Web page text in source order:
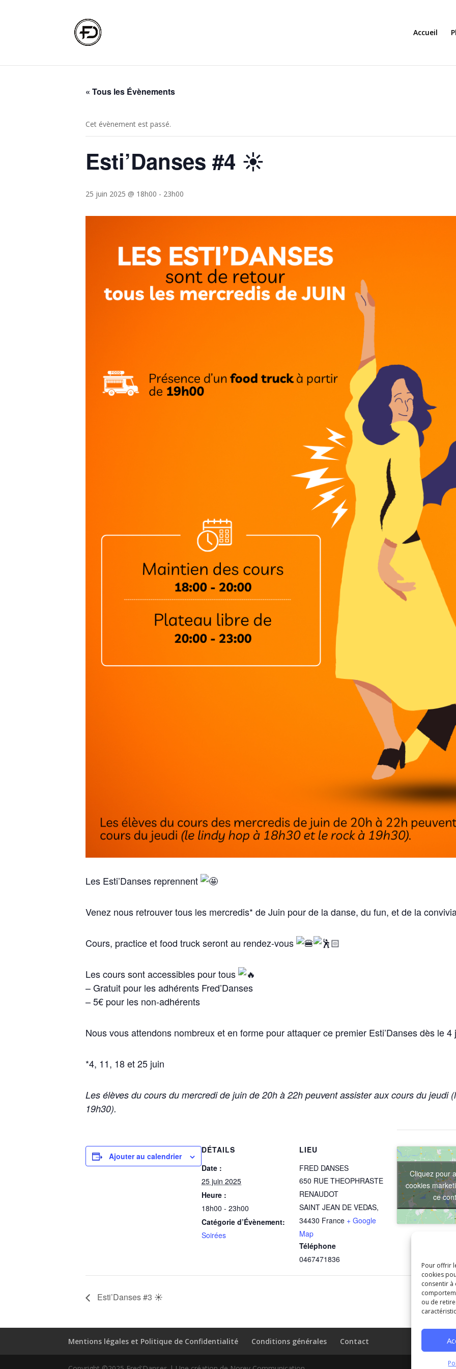
Pour offrir
cookies
consentir à
ou de
Accueil
« Tous les Évènements
Cet évènement est passé.
Esti’Danses #4 ☀️
25 juin 2025 @ 18h00 - 23h00
Les Esti’Danses reprennent
Venez nous retrouver tous les mercredis* de Juin pour de la danse, du fun, et de la
Cours, practice et food truck seront au rendez-vous
Les cours sont accessibles pour tous
– Gratuit pour les adhérents Fred’Danses
– 5€ pour les non-adhérents
Nous vous attendons nombreux et en forme pour attaquer ce premier Esti’Danses dès le
*4, 11, 18 et 25 juin
Les élèves du cours du mercredi de juin de 20h à 22h peuvent assister aux cours du jeudi
19h30).
Ajouter au calendrier
DÉTAILS
Date :
25 juin 2025
Heure :
18h00 - 23h00
Catégorie d’Évènement:
Soirées
LIEU
FRED DANSES
650 RUE THEOPHRASTE
RENAUDOT
SAINT JEAN DE VEDAS,
34430 France + Google
Map
Téléphone
0467471836
Cliquez pour
cookies
ce
Esti’Danses #3 ☀️
Mentions légales et Politique de Confidentialité Conditions générales Contact